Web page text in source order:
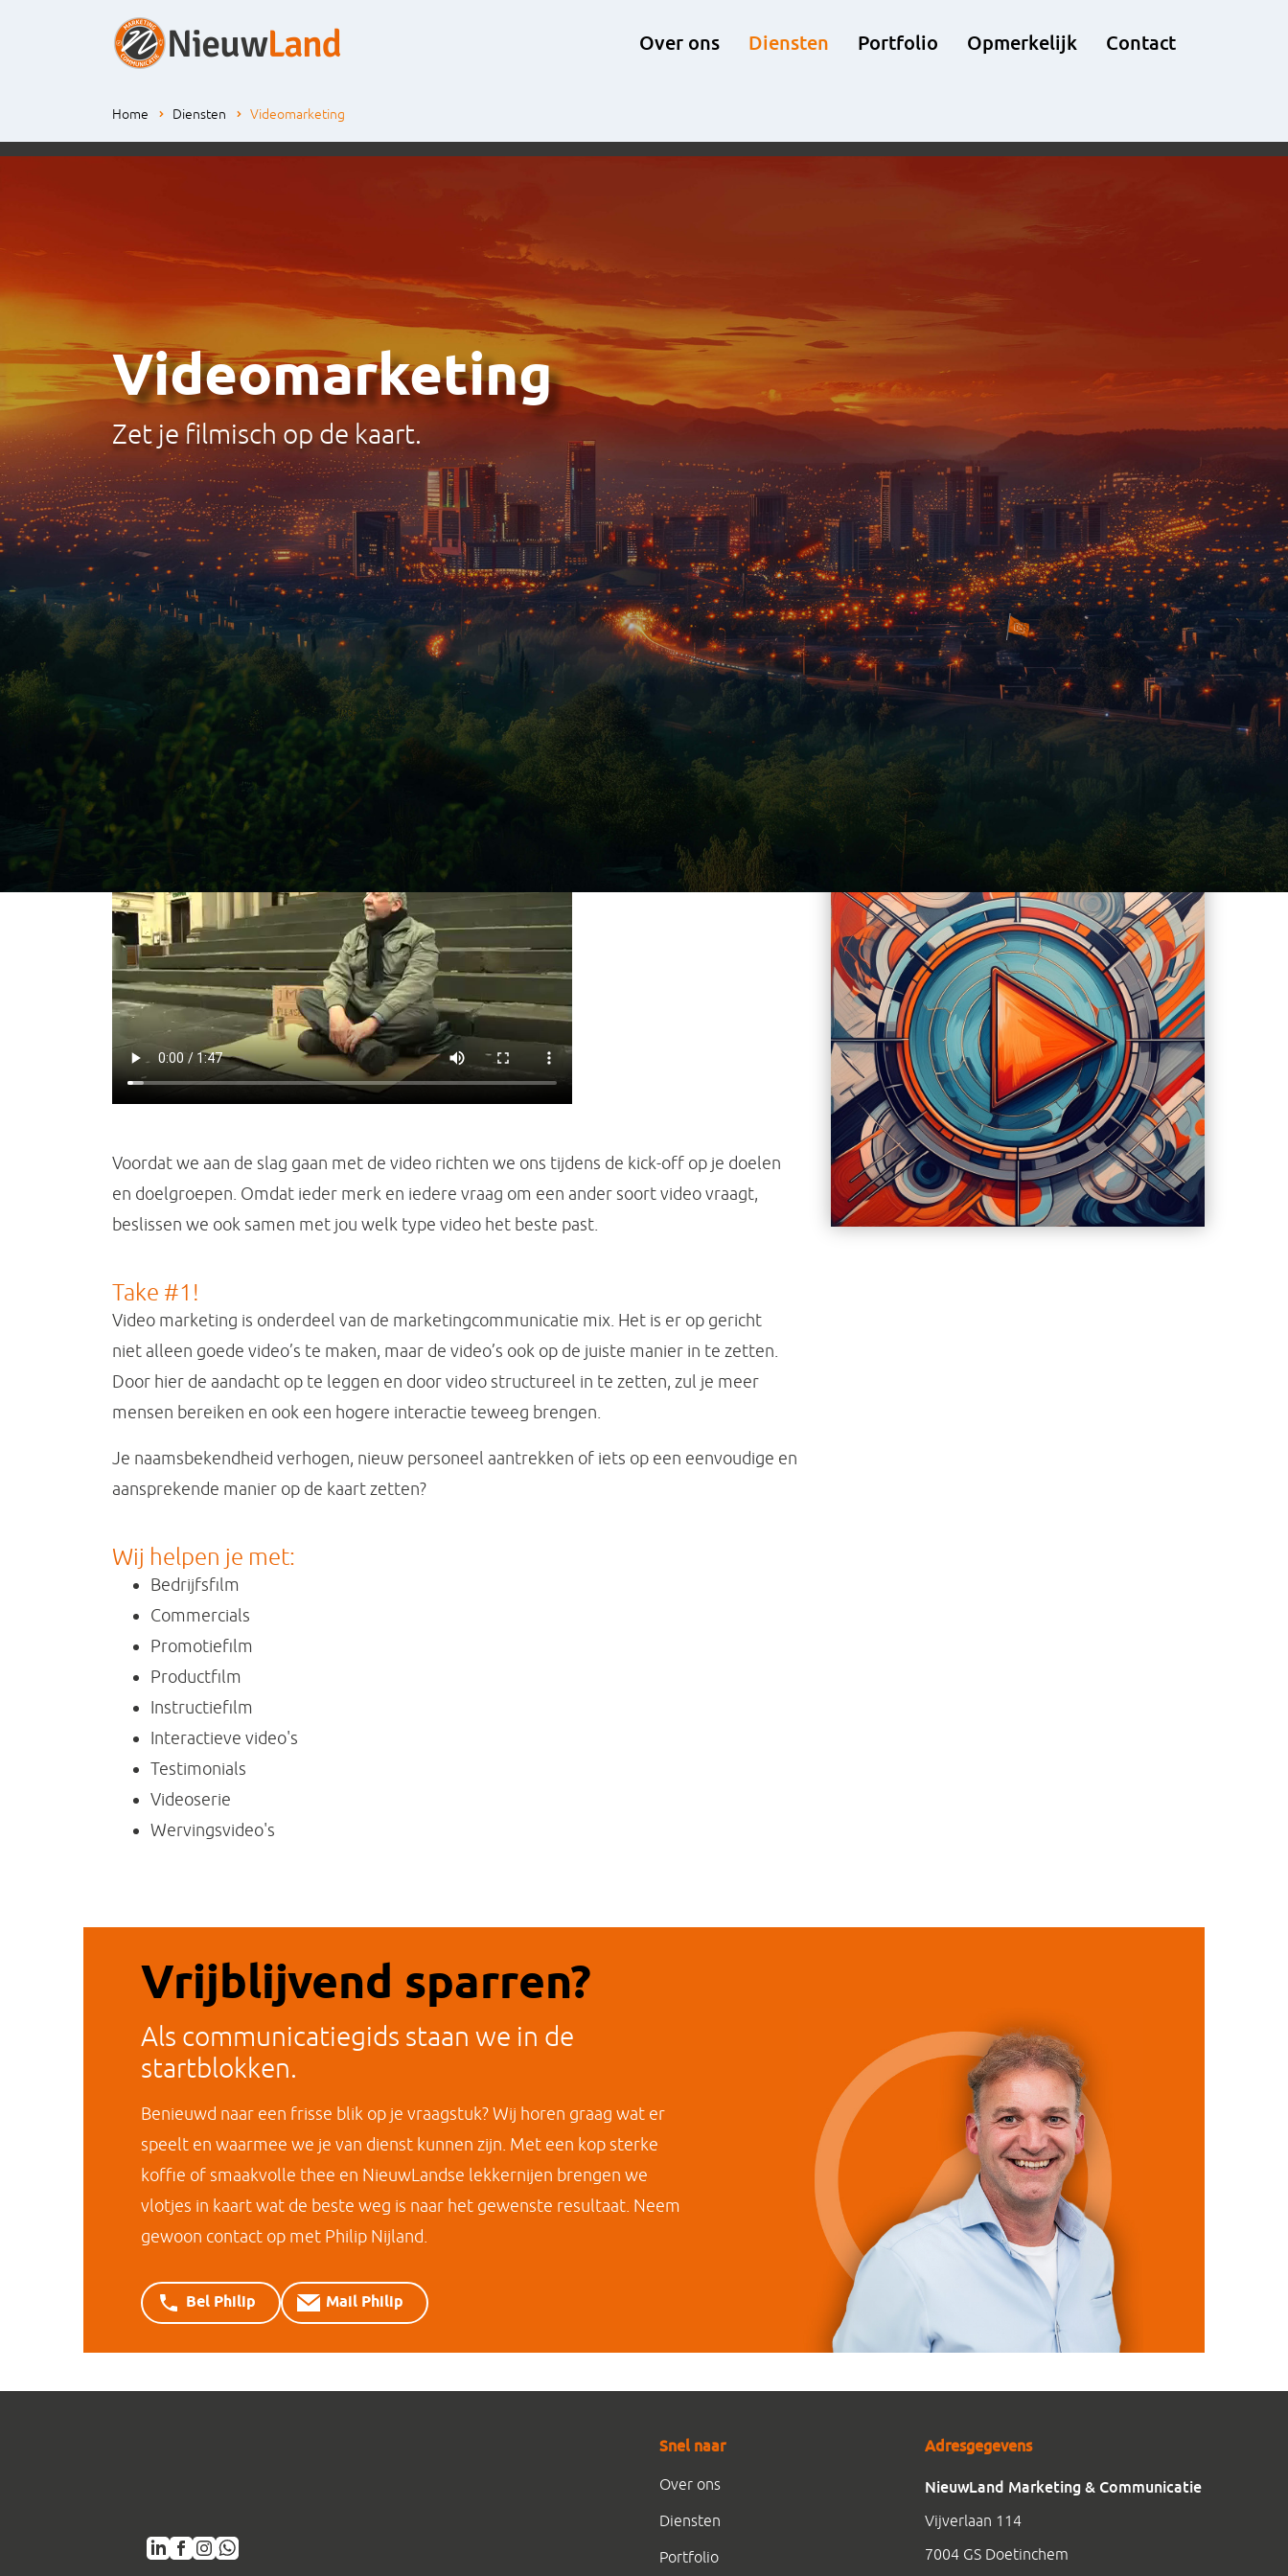
Over ons Diensten Portfolio Opmerkelijk Contact
Home Diensten Videomarketing
Videomarketing
Zet je filmisch op de kaart.
Je kent deze wel: 'Een beeld zegt meer dan 1.000 woorden'. Hoeveel kun je dan zeggen met eenbewegend
beeld? En we kijken steeds meer naar online video’s, animaties, webinars of live streams. En het aanbod wordt
alsmaar groter. Dus is het van belang op te vallen en relevant te zijn. Met creatieve, originele video’s. Authentieke
verhalen. En montages die van begin tot eind de spanningsboog verhogen.
Voordat we aan de slag gaan met de video richten we ons tijdens de kick-off op je doelen
en doelgroepen. Omdat ieder merk en iedere vraag om een ander soort video vraagt,
beslissen we ook samen met jou welk type video het beste past.
Take #1!
Video marketing is onderdeel van de marketingcommunicatie mix. Het is er op gericht
niet alleen goede video’s te maken, maar de video’s ook op de juiste manier in te zetten.
Door hier de aandacht op te leggen en door video structureel in te zetten, zul je meer
mensen bereiken en ook een hogere interactie teweeg brengen.
Je naamsbekendheid verhogen, nieuw personeel aantrekken of iets op een eenvoudige en
aansprekende manier op de kaart zetten?
Wij helpen je met:
Bedrijfsfilm
Commercials
Promotiefilm
Productfilm
Instructiefilm
Interactieve video's
Testimonials
Videoserie
Wervingsvideo's
Vrijblijvend sparren?
Als communicatiegids staan we in de
startblokken.
Benieuwd naar een frisse blik op je vraagstuk? Wij horen graag wat er
speelt en waarmee we je van dienst kunnen zijn. Met een kop sterke
koffie of smaakvolle thee en NieuwLandse lekkernijen brengen we
vlotjes in kaart wat de beste weg is naar het gewenste resultaat. Neem
gewoon contact op met Philip Nijland.
Bel Philip Mail Philip
Snel naar
Over ons
Diensten
Portfolio
Adresgegevens
NieuwLand Marketing & Communicatie
Vijverlaan 114
7004 GS Doetinchem